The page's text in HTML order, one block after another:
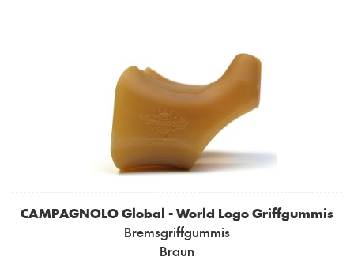
CAMPAGNOLO Global - World Logo Griffgummis
Bremsgriffgummis
Braun